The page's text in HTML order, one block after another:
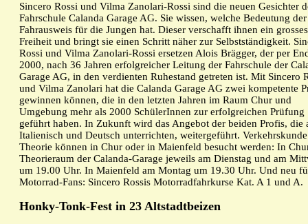
Sincero Rossi und Vilma Zanolari-Rossi sind die neuen Gesichter
Fahrschule Calanda Garage AG. Sie wissen, welche Bedeutung der
Fahrausweis für die Jungen hat. Dieser verschafft ihnen ein
Freiheit und bringt sie einen Schritt näher zur Selbstständigkeit.
Rossi und Vilma Zanolari-Rossi ersetzen Alois Brägger, der per
2000, nach 36 Jahren erfolgreicher Leitung der Fahrschule der
Garage AG, in den verdienten Ruhestand getreten ist. Mit Sincero
und Vilma Zanolari hat die Calanda Garage AG zwei kompetente
gewinnen können, die in den letzten Jahren im Raum Chur und
Umgebung mehr als 2000 SchülerInnen zur erfolgreichen Prüfung
geführt haben. In Zukunft wird das Angebot der beiden Profis, die
Italienisch und Deutsch unterrichten, weitergeführt.
Theorie können in Chur oder in Maienfeld besucht werden: In
Theorieraum der Calanda-Garage jeweils am Dienstag und am
um 19.00 Uhr. In Maienfeld am Montag um 19.30 Uhr. Und neu
Motorrad-Fans: Sincero Rossis Motorradfahrkurse Kat. A 1 und A.
Honky-Tonk-Fest in 23 Altstadtbeizen